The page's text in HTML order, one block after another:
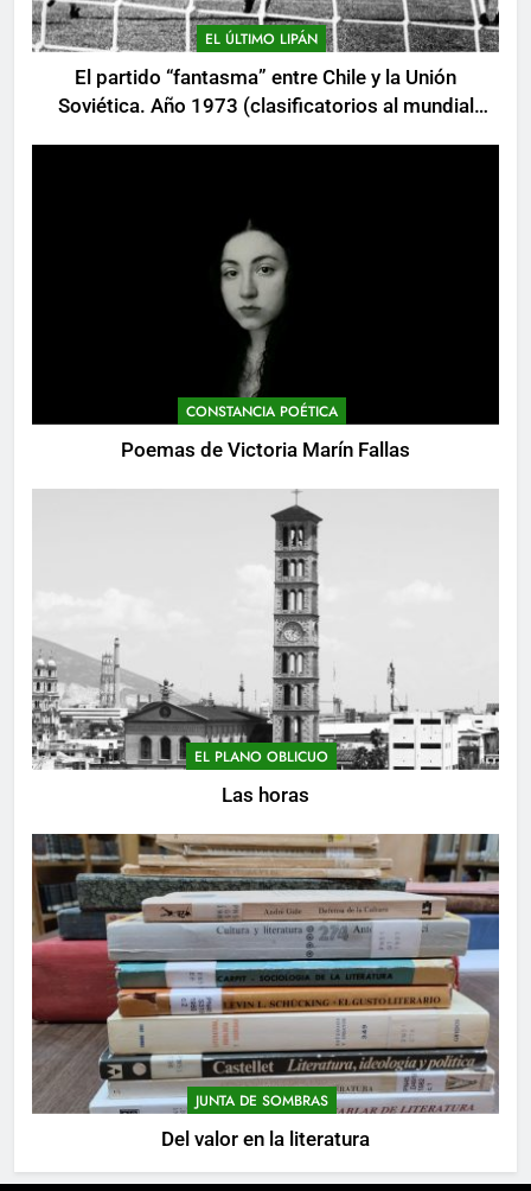
EL ÚLTIMO LIPÁN
El partido “fantasma” entre Chile y la Unión
Soviética. Año 1973 (clasificatorios al mundial
CONSTANCIA POÉTICA
Poemas de Victoria Marín Fallas
EL PLANO OBLICUO
Las horas
JUNTA DE SOMBRAS
Del valor en la literatura